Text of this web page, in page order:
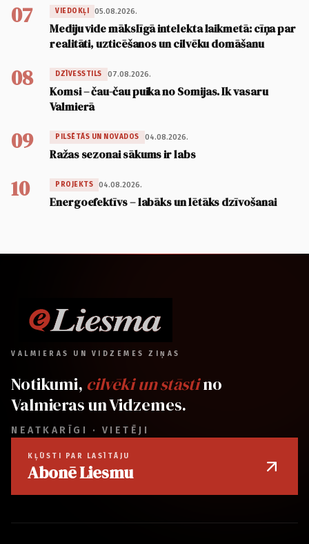
07 VIEDOKĻI 05.08.2026.
Mediju vide mākslīgā intelekta laikmetā: cīņa par
realitāti, uzticēšanos un cilvēku domāšanu
08 DZĪVESSTILS 07.08.2026.
Komsi – čau-čau puika no Somijas. Ik vasaru
Valmierā
09 PILSĒTĀS UN NOVADOS 04.08.2026.
Ražas sezonai sākums ir labs
10 PROJEKTS 04.08.2026.
Energoefektīvs – labāks un lētāks dzīvošanai
VALMIERAS UN VIDZEMES ZIŅAS
Notikumi, cilvēki un stāstino
Valmieras un Vidzemes.
NEATKARĪGI · VIETĒJI
KĻŪSTI PAR LASĪTĀJU
Abonē Liesmu